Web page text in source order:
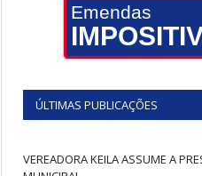
Emendas
ÚLTIMAS PUBLICAÇÕES
VEREADORA KEILA ASSUME A